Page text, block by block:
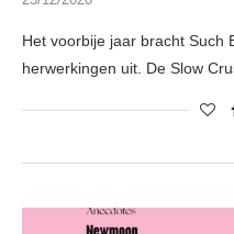
Het voorbije jaar bracht Such
herwerkingen uit. De Slow